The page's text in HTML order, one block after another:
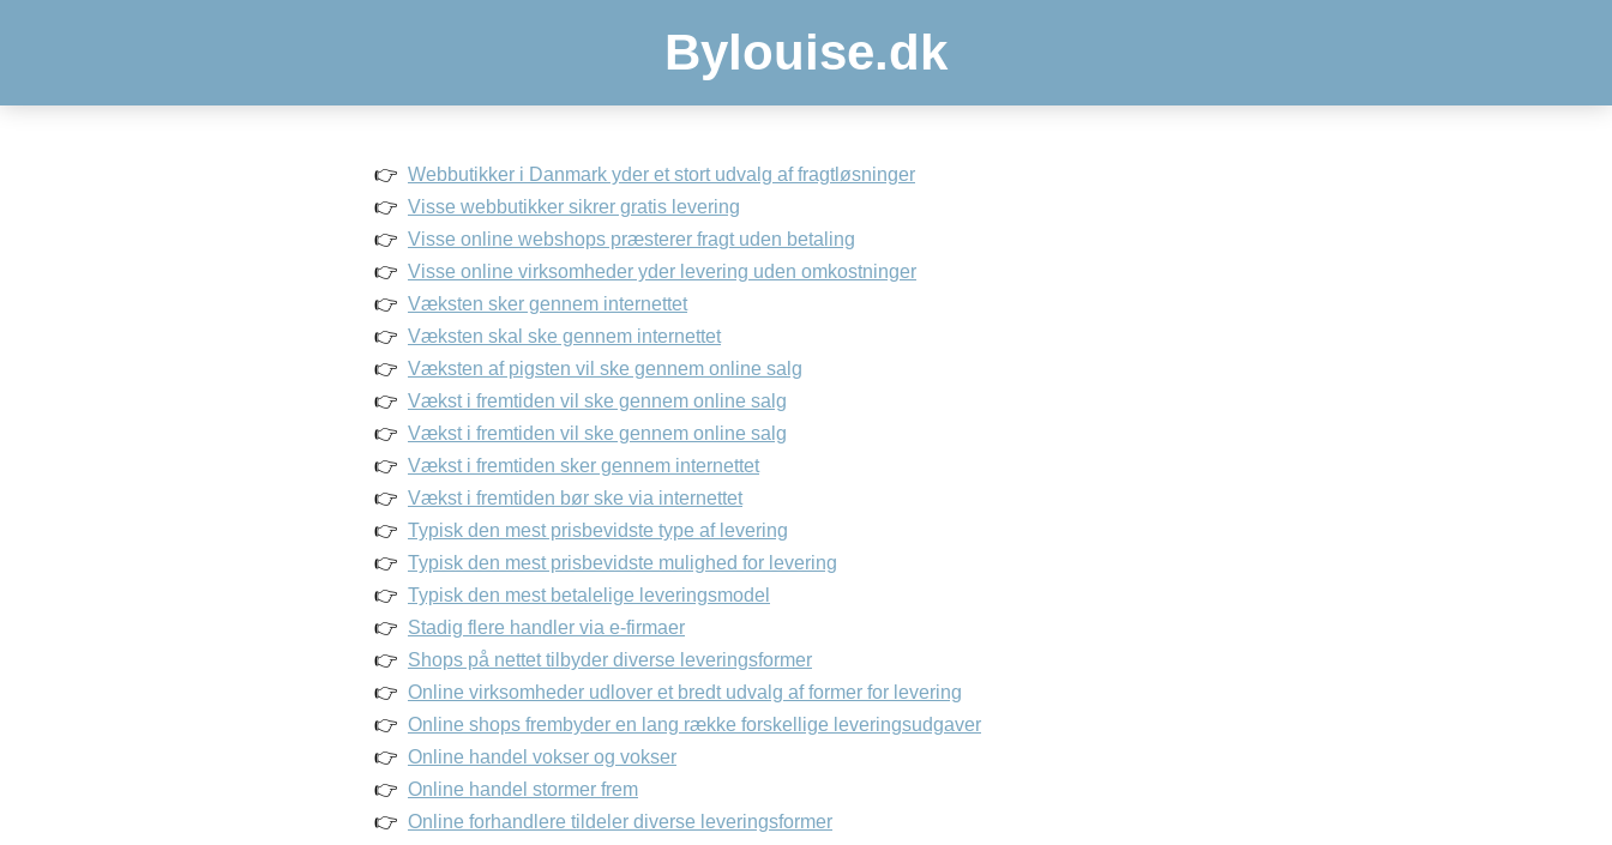
Bylouise.dk
Webbutikker i Danmark yder et stort udvalg af fragtløsninger
Visse webbutikker sikrer gratis levering
Visse online webshops præsterer fragt uden betaling
Visse online virksomheder yder levering uden omkostninger
Væksten sker gennem internettet
Væksten skal ske gennem internettet
Væksten af pigsten vil ske gennem online salg
Vækst i fremtiden vil ske gennem online salg
Vækst i fremtiden vil ske gennem online salg
Vækst i fremtiden sker gennem internettet
Vækst i fremtiden bør ske via internettet
Typisk den mest prisbevidste type af levering
Typisk den mest prisbevidste mulighed for levering
Typisk den mest betalelige leveringsmodel
Stadig flere handler via e-firmaer
Shops på nettet tilbyder diverse leveringsformer
Online virksomheder udlover et bredt udvalg af former for levering
Online shops frembyder en lang række forskellige leveringsudgaver
Online handel vokser og vokser
Online handel stormer frem
Online forhandlere tildeler diverse leveringsformer